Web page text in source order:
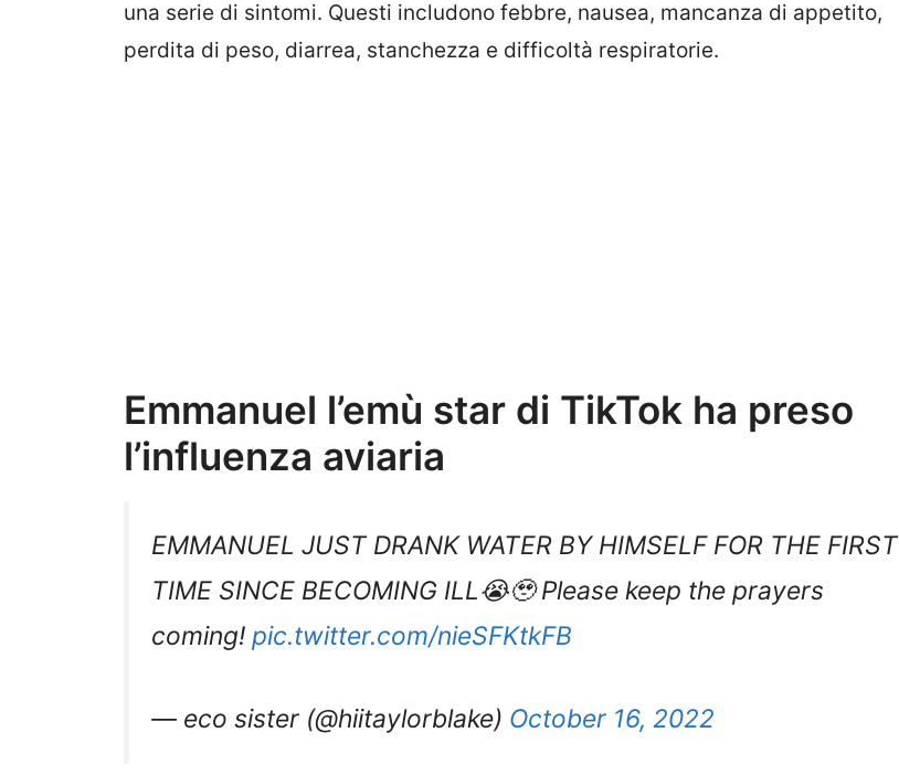
una serie di sintomi. Questi includono febbre, nausea, mancanza di appetito,
perdita di peso, diarrea, stanchezza e difficoltà respiratorie.
Emmanuel l’emù star di TikTok ha preso
l’influenza aviaria
EMMANUEL JUST DRANK WATER BY HIMSELF FOR THE FIRST
TIME SINCE BECOMING ILL😭🥹 Please keep the prayers
coming! pic.twitter.com/nieSFKtkFB
— eco sister (@hiitaylorblake) October 16, 2022